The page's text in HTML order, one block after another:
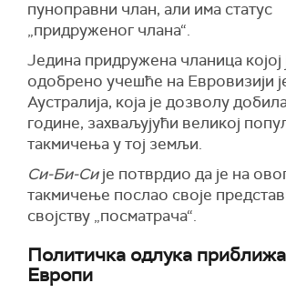
пуноправни члан, али има статус
„придруженог члана“.
Једина придружена чланица којој
одобрено учешће на Евровизији
Аустралија, која је дозволу
године, захваљујући великој
такмичења у тој земљи.
Си-Би-Сије потврдио да је на
такмичење послао своје
својству „посматрача“.
Политичка одлука
Европи